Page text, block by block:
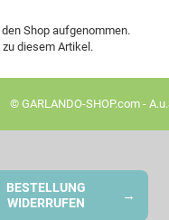
Shop aufgenommen.
zu diesem Artikel.
© GARLANDO-SHOP.com -
BESTELLUNG
WIDERRUFEN
→